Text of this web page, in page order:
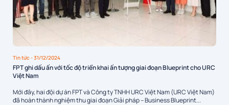
Tin tức- 31/12/2024
FPT ghi dấu ấn với tốc độ triển khai ấn tượng giai đoạn Blueprint cho URC
Việt Nam
Mới đây, hai đội dự án FPT và Công ty TNHH URC Việt Nam (URC Việt Nam)
đã hoàn thành nghiệm thu giai đoạn Giải pháp – Business Blueprint...